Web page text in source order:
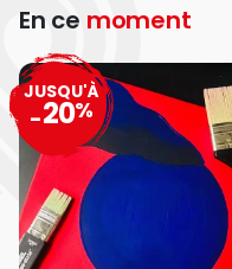
En ce moment
JUSQU'À
-20%